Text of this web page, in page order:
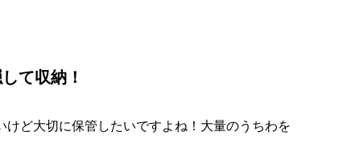
て収納！
けど大切に保管したいですよね！大量のうちわを